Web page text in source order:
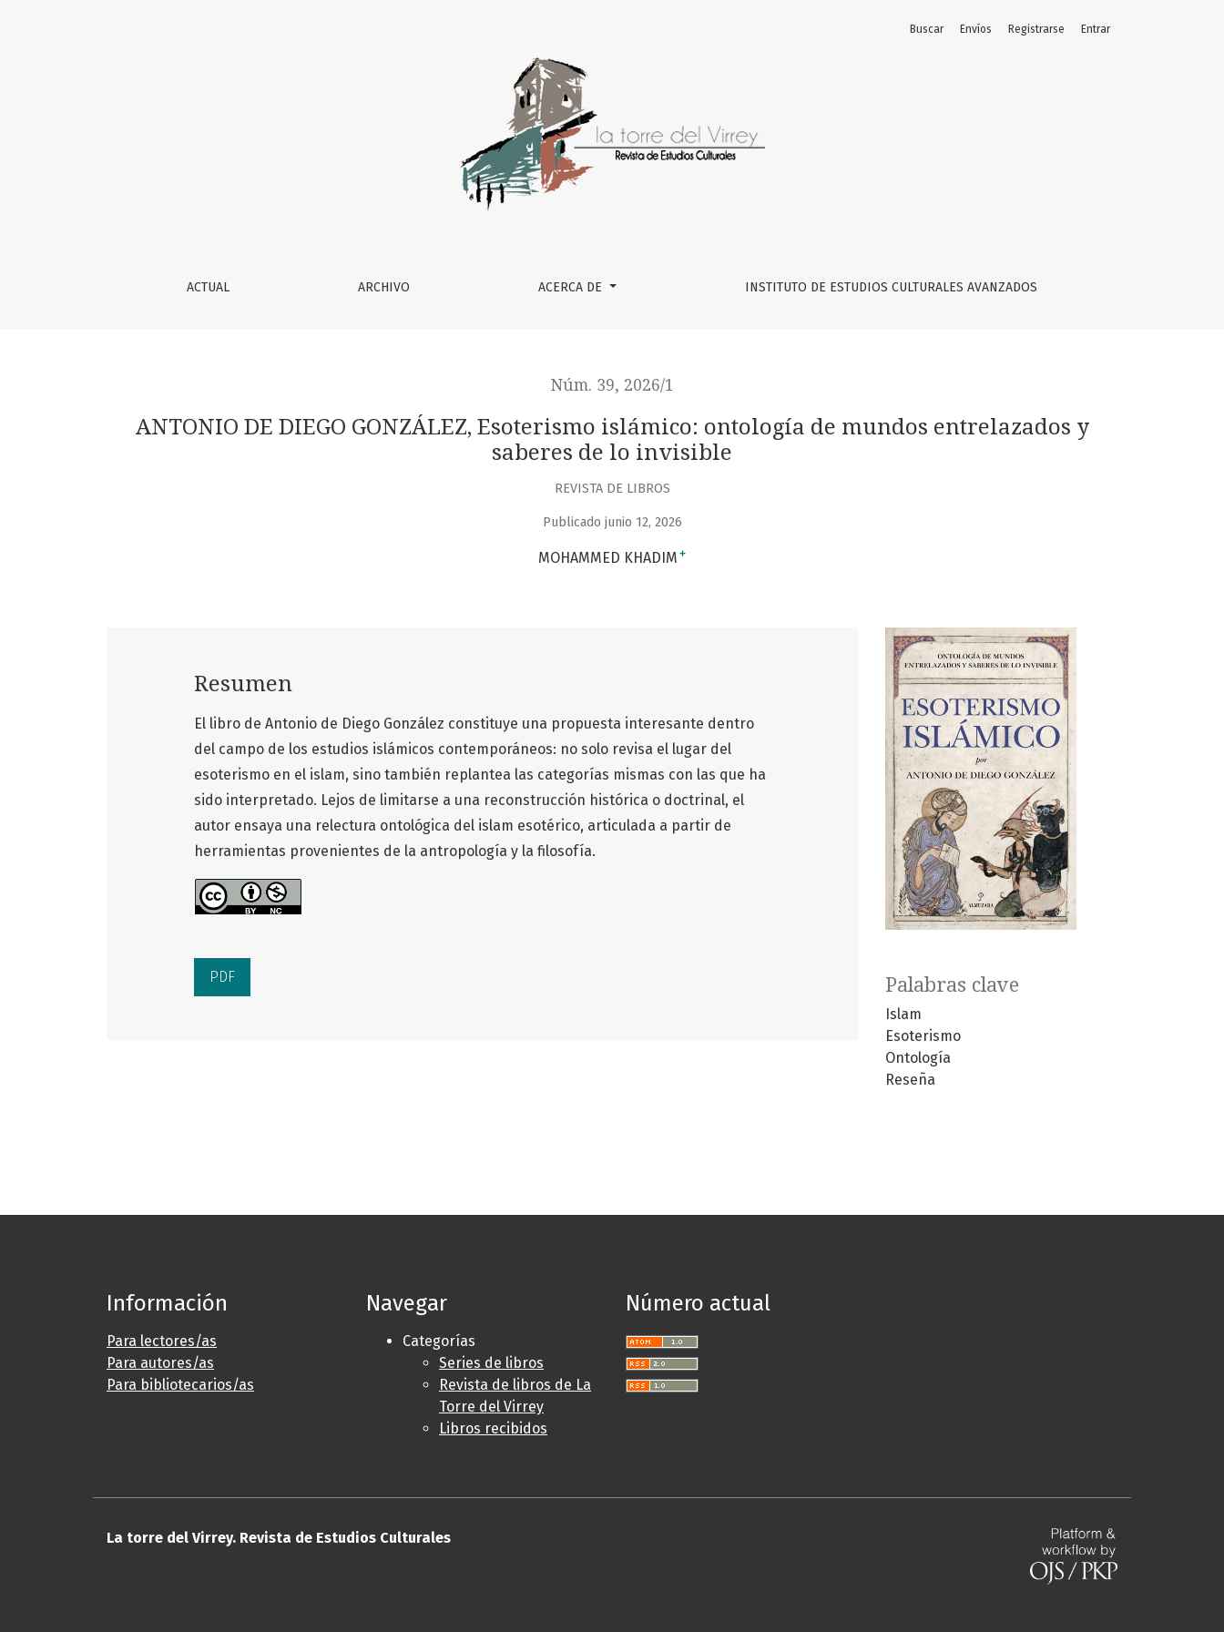
ACTUAL ARCHIVO ACERCA DE INSTITUTO DE ESTUDIOS CULTURALES AVANZADOS
Buscar Envíos Registrarse Entrar
Núm. 39, 2026/1
ANTONIO DE DIEGO GONZÁLEZ, Esoterismo islámico: ontología de mundos entrelazados y
saberes de lo invisible
REVISTA DE LIBROS
Publicado junio 12, 2026
MOHAMMED KHADIM +
Palabras clave
Islam
Esoterismo
Ontología
Reseña
Resumen
El libro de Antonio de Diego González constituye una propuesta interesante dentro
del campo de los estudios islámicos contemporáneos: no solo revisa el lugar del
esoterismo en el islam, sino también replantea las categorías mismas con las que ha
sido interpretado. Lejos de limitarse a una reconstrucción histórica o doctrinal, el
autor ensaya una relectura ontológica del islam esotérico, articulada a partir de
herramientas provenientes de la antropología y la filosofía.
PDF
Información
Para lectores/as
Para autores/as
Para bibliotecarios/as
Navegar
Categorías
Series de libros
Revista de libros de La
Torre del Virrey
Libros recibidos
Número actual
La torre del Virrey. Revista de Estudios Culturales